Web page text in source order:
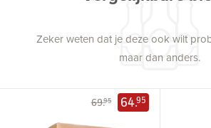
Zeker weten dat je deze ook wilt
maar dan anders.
69.95 64.95